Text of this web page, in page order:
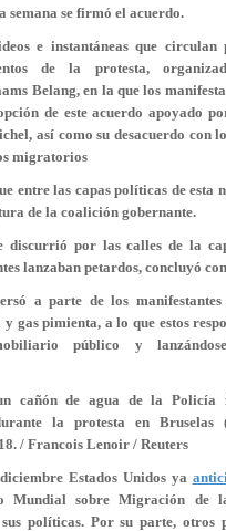
semana se firmó el acuerdo.
e instantáneas que
de la protesta,
Belang, en la que los
de este acuerdo apoyado
así como su desacuerdo con
migratorios
entre las capas políticas de esta
de la coalición gobernante.
discurrió por las calles de la
lanzaban petardos, concluyó
a parte de los
y gas pimienta, a lo que estos
público y
cañón de agua de la Policía
la protesta en
/ Francois Lenoir / Reuters
Estados Unidos ya
Mundial sobre Migración de
políticas. Por su parte, otros